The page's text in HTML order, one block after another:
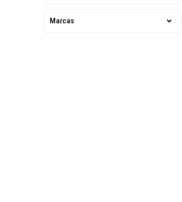
Marcas